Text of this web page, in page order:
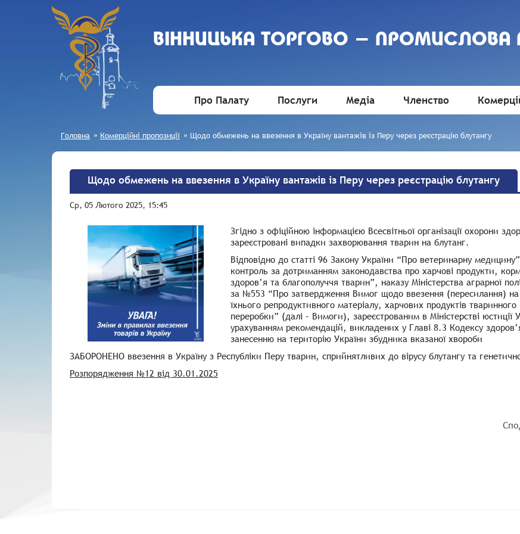
ВIННИЦЬКА ТОРГОВО - ПРОМИСЛОВА
Про Палату Послуги Медіа Членство
Головна » Комерційні пропозиції » Щодо обмежень на ввезення в Україну вантажів із Перу через реєстрацію блутангу
Щодо обмежень на ввезення в Україну вантажів із Перу через реєстрацію блутангу
Ср, 05 Лютого 2025, 15:45
Згідно з офіційною інформацією Всесвітньої організації охорони
зареєстровані випадки захворювання тварин на блутанг.
Відповідно до статті 96 Закону України “Про ветеринарну
контроль за дотриманням законодавства про харчові продукти,
здоров’я та благополуччя тварин”, наказу Міністерства аграрної
за №553 “Про затвердження Вимог щодо ввезення (пересилання)
їхнього репродуктивного матеріалу, харчових продуктів
переробки” (далі – Вимоги), зареєстрованим в Міністерстві
урахуванням рекомендацій, викладених у Главі 8.3 Кодексу
занесенню на територію України збудника вказаної хвороби
ЗАБОРОНЕНО ввезення в Україну з Республіки Перу тварин, сприйнятливих до вірусу блутангу та
Розпорядження №12 від 30.01.2025